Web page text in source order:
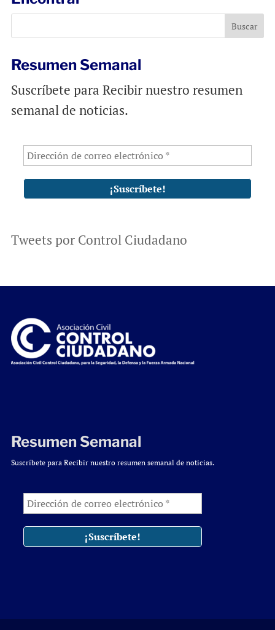
o
k
p
Resumen Semanal
Suscríbete para Recibir nuestro resumen
semanal de noticias.
Tweets por Control Ciudadano
Resumen Semanal
Suscríbete para Recibir nuestro resumen semanal de noticias.